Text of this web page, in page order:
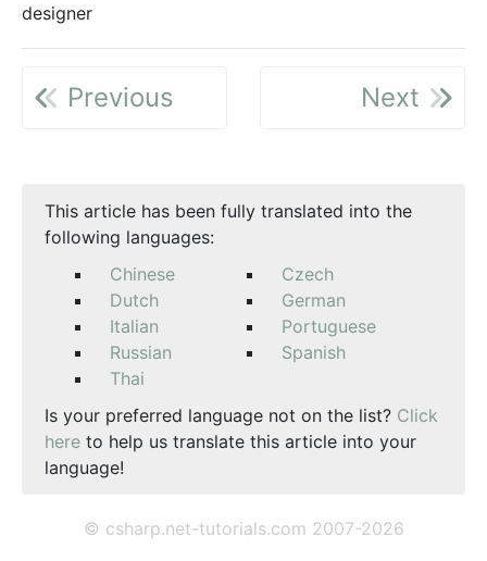
designer
Previous Next
This article has been fully translated into the
following languages:
Chinese
Czech
Dutch
German
Italian
Portuguese
Russian
Spanish
Thai
Is your preferred language not on the list? Click
here to help us translate this article into your
language!
© csharp.net-tutorials.com 2007-2026